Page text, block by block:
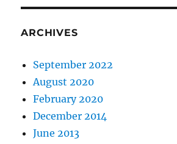
ARCHIVES
September 2022
August 2020
February 2020
December 2014
June 2013